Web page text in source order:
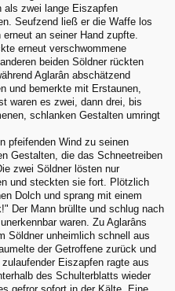
als zwei lange Eiszapfen
Seufzend ließ er die Waffe los
an seiner Hand zupfte.
erneut verschwommene
beiden Söldner rückten
Aglarân abschätzend
und bemerkte mit Erstaunen,
waren es zwei, dann drei, bis
schlanken Gestalten umringt
pfeifenden Wind zu seinen
Gestalten, die das Schneetreiben
zwei Söldner lösten nur
und steckten sie fort. Plötzlich
Dolch und sprang mit einem
Der Mann brüllte und schlug nach
waren. Zu Aglarâns
Söldner unheimlich schnell aus
der Getroffene zurück und
Eiszapfen ragte aus
des Schulterblatts wieder